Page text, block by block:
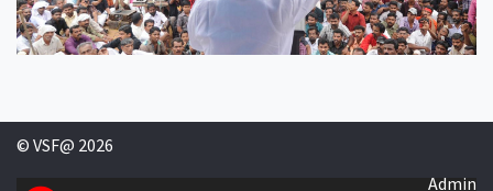
© VSF@ 2026
Admin